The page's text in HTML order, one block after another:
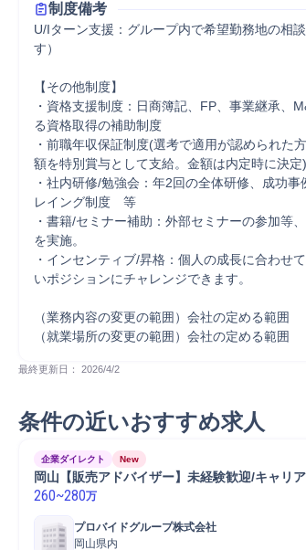
制度備考
U/Iターン支援：グループ内で希望勤務地の相
す）
【その他制度】
・資格支援制度：日商簿記、FP、事業継承、
る資格取得の補助制度
・前職年収保証制度(選考で適用が認められた
額を特別賞与として支給。金額は内定時に決定)
・社内研修/勉強会：年2回の全体研修、成功
レイング制度　等
・書籍/セミナー補助：外部セミナーの参加等
を実施。
・インセンティブ/昇格：個人の成長に合わせ
いポジションにチャレンジできます。
（業務内容の変更の範囲）会社の定める範囲
（就業場所の変更の範囲）会社の定める範囲
最終更新日： 2026/4/2
条件の近いおすすめ求人
企業ダイレクト New
岡山【販売アドバイザー】未経験歓迎/キャリ
260~280万
プロバイドグループ株式会社
岡山県内